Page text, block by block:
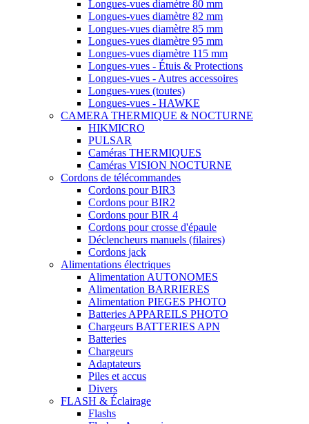
Longues-vues diamètre 80 mm
Longues-vues diamètre 82 mm
Longues-vues diamètre 85 mm
Longues-vues diamètre 95 mm
Longues-vues diamètre 115 mm
Longues-vues - Étuis & Protections
Longues-vues - Autres accessoires
Longues-vues (toutes)
Longues-vues - HAWKE
CAMERA THERMIQUE & NOCTURNE
HIKMICRO
PULSAR
Caméras THERMIQUES
Caméras VISION NOCTURNE
Cordons de télécommandes
Cordons pour BIR3
Cordons pour BIR2
Cordons pour BIR 4
Cordons pour crosse d'épaule
Déclencheurs manuels (filaires)
Cordons jack
Alimentations électriques
Alimentation AUTONOMES
Alimentation BARRIERES
Alimentation PIEGES PHOTO
Batteries APPAREILS PHOTO
Chargeurs BATTERIES APN
Batteries
Chargeurs
Adaptateurs
Piles et accus
Divers
FLASH & Éclairage
Flashs